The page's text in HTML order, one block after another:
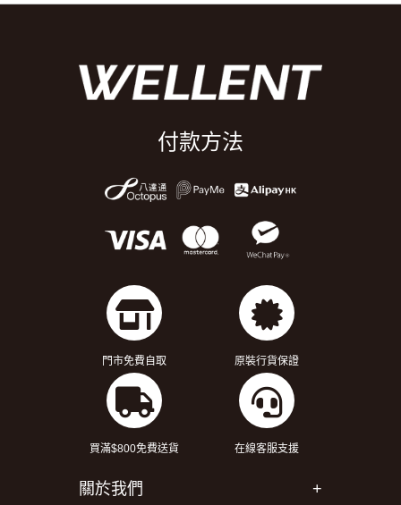
付款方法
門市免費自取 原裝行貨保證
買滿$800免費送貨 在線客服支援
關於我們